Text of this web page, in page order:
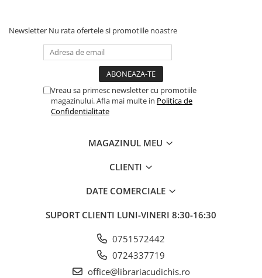
Newsletter Nu rata ofertele si promotiile noastre
Vreau sa primesc newsletter cu promotiile
magazinului. Afla mai multe in Politica de
Confidentialitate
MAGAZINUL MEU
CLIENTI
DATE COMERCIALE
SUPORT CLIENTI LUNI-VINERI 8:30-16:30
0751572442
0724337719
office@librariacudichis.ro